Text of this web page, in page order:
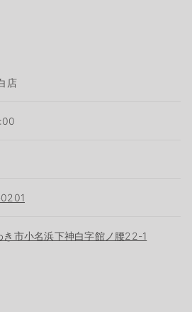
店
き市小名浜下神白字館ノ腰22-1